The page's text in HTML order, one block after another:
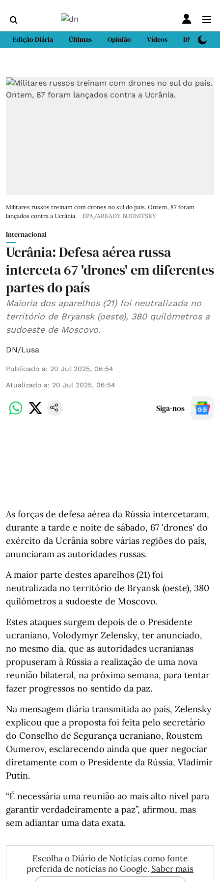
Edição Diária Últimas Opinião Vídeos DN Sport
Militares russos treinam com drones no sul do país. Ontem, 87 foram
lançados contra a Ucrânia.
EPA/ARKADY BUDNITSKY
Internacional
Ucrânia: Defesa aérea russa
interceta 67 'drones' em diferentes
partes do país
Maioria dos aparelhos (21) foi neutralizada no
território de Bryansk (oeste), 380 quilómetros a
sudoeste de Moscovo.
DN/Lusa
Publicado a: 20 Jul 2025, 06:54
Atualizado a: 20 Jul 2025, 06:54
Siga-nos
As forças de defesa aérea da Rússia intercetaram,
durante a tarde e noite de sábado, 67 'drones' do
exército da Ucrânia sobre várias regiões do país,
anunciaram as autoridades russas.
A maior parte destes aparelhos (21) foi
neutralizada no território de Bryansk (oeste), 380
quilómetros a sudoeste de Moscovo.
Estes ataques surgem depois de o Presidente
ucraniano, Volodymyr Zelensky, ter anunciado,
no mesmo dia, que as autoridades ucranianas
propuseram à Rússia a realização de uma nova
reunião bilateral, na próxima semana, para tentar
fazer progressos no sentido da paz.
Na mensagem diária transmitida ao país, Zelensky
explicou que a proposta foi feita pelo secretário
do Conselho de Segurança ucraniano, Roustem
Oumerov, esclarecendo ainda que quer negociar
diretamente com o Presidente da Rússia, Vladimir
Putin.
“É necessária uma reunião ao mais alto nível para
garantir verdadeiramente a paz”, afirmou, mas
sem adiantar uma data exata.
Escolha o Diário de Notícias como fonte
preferida de notícias no Google. Saber mais